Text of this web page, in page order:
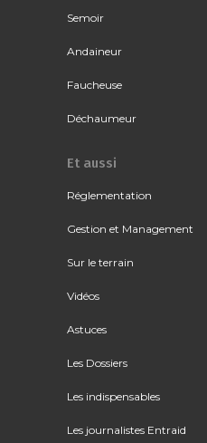
Semoir
Andaineur
Faucheuse
Déchaumeur
Et aussi
Réglementation
Gestion et Management
Sur le terrain
Vidéos
Astuces
Les Dossiers
Les indispensables
Les journalistes Entraid